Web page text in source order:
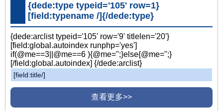
{dede:type typeid='105' row=1}
[field:typename /]{/dede:type}
{dede:arclist typeid='105' row='9' titlelen='20'}
[field:global.autoindex runphp='yes']
if(@me==3||@me==6 ){@me='';}else{@me='';}
[/field:global.autoindex] {/dede:arclist}
[field:title/]
查看更多>>